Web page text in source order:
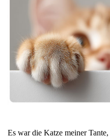
Es war die Katze meiner